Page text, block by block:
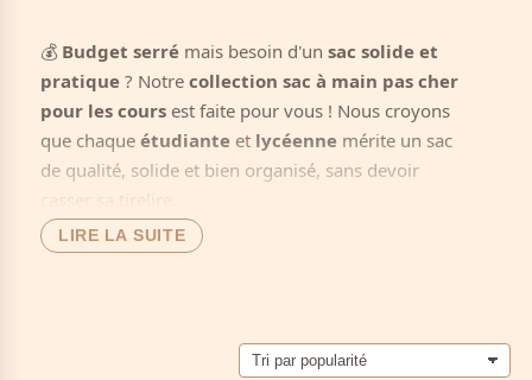
💰 Budget serré mais besoin d'un sac solide et
pratique ? Notre collection sac à main pas cher
pour les cours est faite pour vous ! Nous croyons
que chaque étudiante et lycéenne mérite un sac
de qualité, solide et bien organisé, sans devoir
🎓 Spécialement conçus pour la
budget limiténe doit pas
LIRE LA SUITE